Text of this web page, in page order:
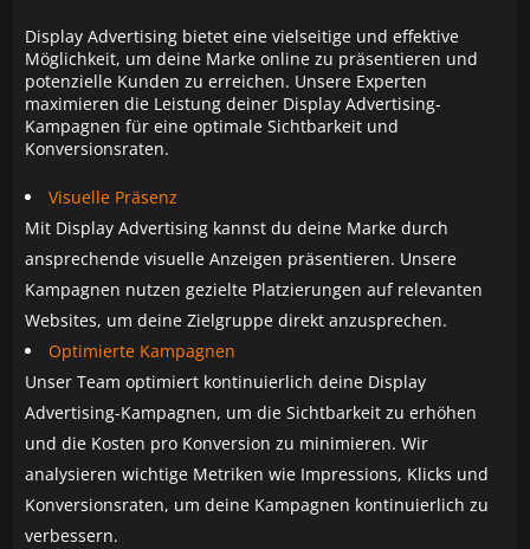
Display Advertising bietet eine vielseitige und effektive
Möglichkeit, um deine Marke online zu präsentieren und
potenzielle Kunden zu erreichen. Unsere Experten
maximieren die Leistung deiner Display Advertising-
Kampagnen für eine optimale Sichtbarkeit und
Konversionsraten.
Visuelle Präsenz
Mit Display Advertising kannst du deine Marke durch
ansprechende visuelle Anzeigen präsentieren. Unsere
Kampagnen nutzen gezielte Platzierungen auf relevanten
Websites, um deine Zielgruppe direkt anzusprechen.
Optimierte Kampagnen
Unser Team optimiert kontinuierlich deine Display
Advertising-Kampagnen, um die Sichtbarkeit zu erhöhen
und die Kosten pro Konversion zu minimieren. Wir
analysieren wichtige Metriken wie Impressions, Klicks und
Konversionsraten, um deine Kampagnen kontinuierlich zu
verbessern.